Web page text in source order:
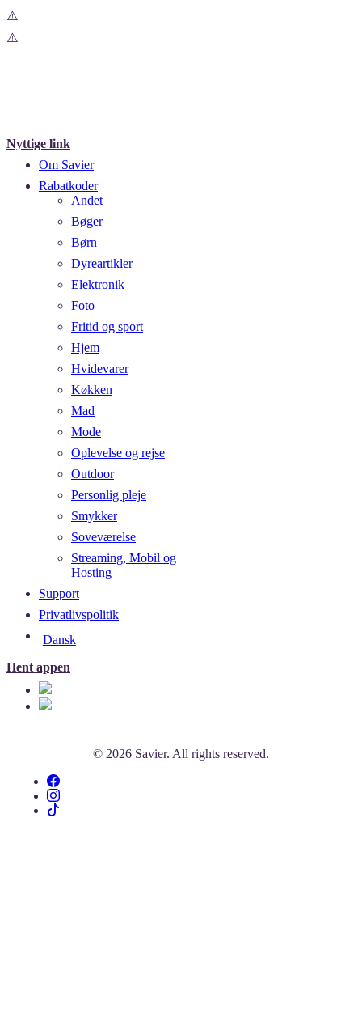
Nyttige link
Om Savier
Rabatkoder
Andet
Bøger
Børn
Dyreartikler
Elektronik
Foto
Fritid og sport
Hjem
Hvidevarer
Køkken
Mad
Mode
Oplevelse og rejse
Outdoor
Personlig pleje
Smykker
Soveværelse
Streaming, Mobil og
Hosting
Support
Privatlivspolitik
Dansk
Hent appen
© 2026 Savier. All rights reserved.